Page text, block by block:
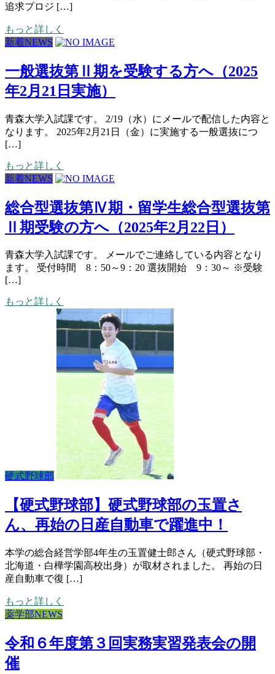
追求プロジ […]
もっと詳しく
新着NEWS
一般選抜第Ⅱ期を受験する方へ（2025
年2月21日実施）
青森大学入試課です。 2/19（水）にメールで配信した内容と
なります。 2025年2月21日（金）に実施する一般選抜につ
[…]
もっと詳しく
新着NEWS
総合型選抜第Ⅳ期・留学生総合型選抜第
Ⅱ期受験の方へ（2025年2月22日）
青森大学入試課です。 メールでご連絡している内容となり
ます。 受付時間 8：50～9：20 選抜開始 9：30～ ※受験
[…]
もっと詳しく
硬式野球部
【硬式野球部】硬式野球部の玉置さ
ん、再始の日産自動車で躍進中！
本学の総合経営学部4年生の玉置健士郎さん（硬式野球部・
北海道・白樺学園高校出身）が取材されました。 再始の日
産自動車で復 […]
もっと詳しく
薬学部NEWS
令和６年度第３回実務実習発表会の開
催